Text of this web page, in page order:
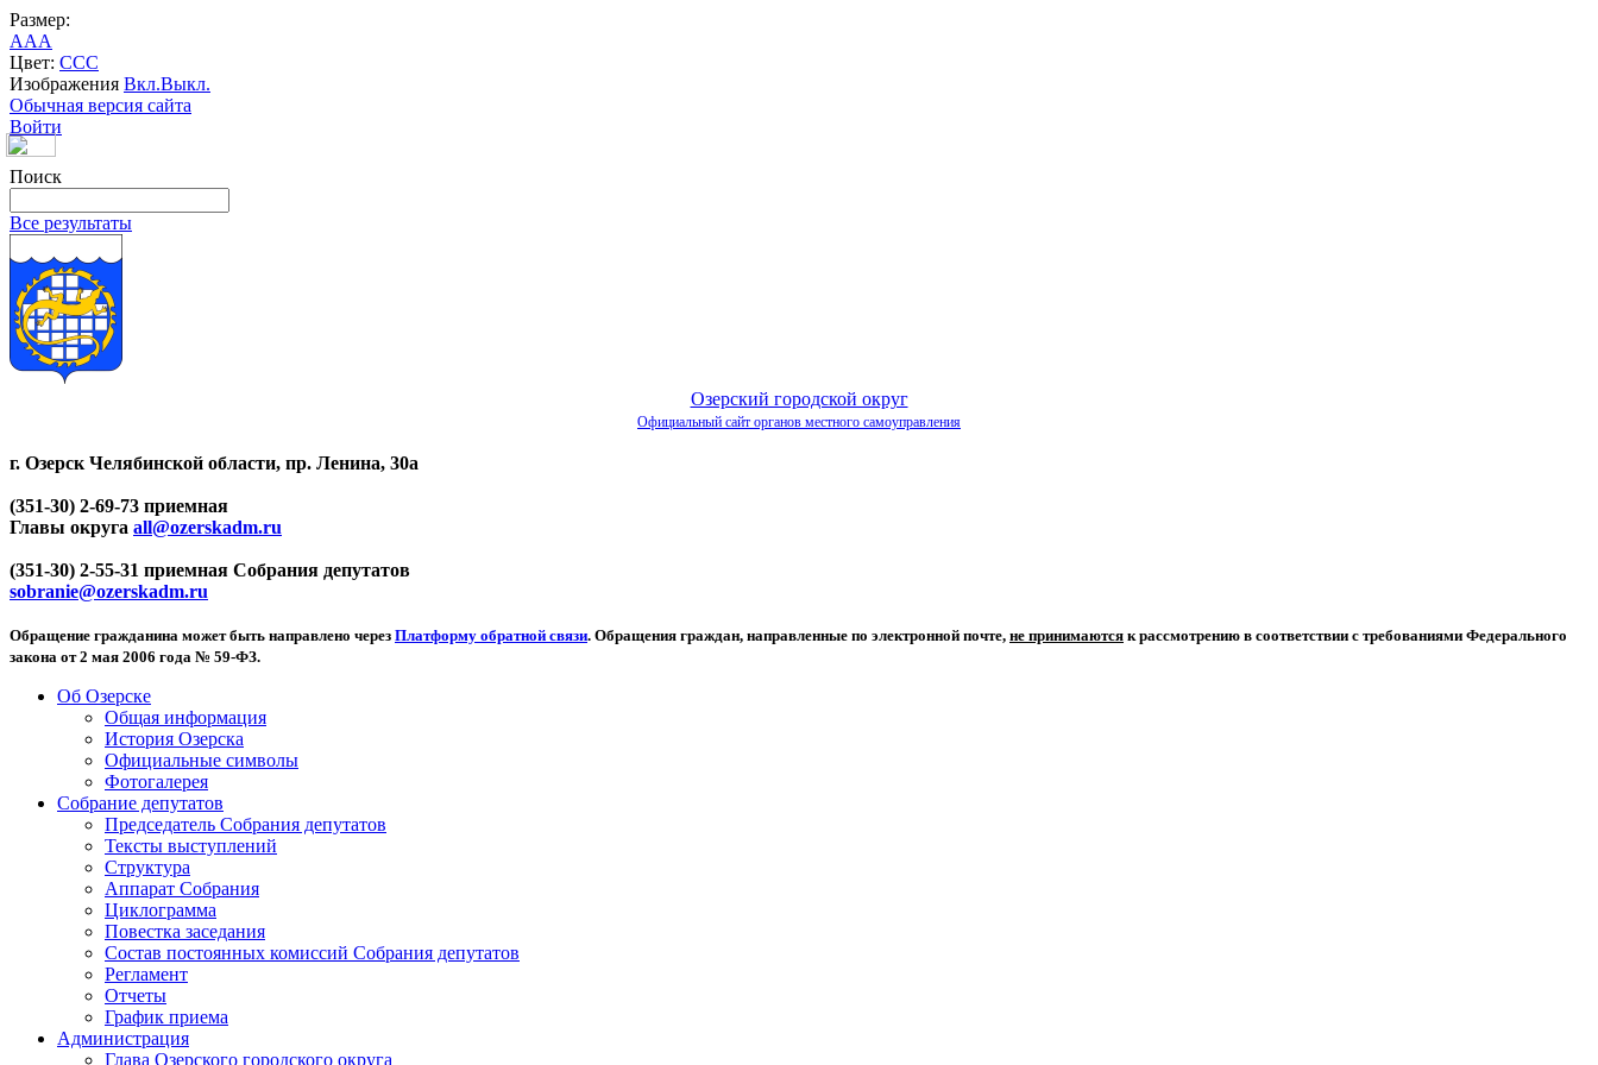
Размер:
AAA
Цвет: CCC
Изображения Вкл.Выкл.
Обычная версия сайта
Войти
Поиск
Все результаты
Озерский городской округ
Официальный сайт органов местного самоуправления
г. Озерск Челябинской области, пр. Ленина, 30а
(351-30) 2-69-73 приемная
Главы округа all@ozerskadm.ru
(351-30) 2-55-31 приемная Собрания депутатов
sobranie@ozerskadm.ru
Обращение гражданина может быть направлено через Платформу обратной связи. Обращения граждан, направленные по электронной почте, не принимаются к рассмотрению в соответствии с требованиями Федерального
закона от 2 мая 2006 года № 59-ФЗ.
Об Озерске
Общая информация
История Озерска
Официальные символы
Фотогалерея
Собрание депутатов
Председатель Собрания депутатов
Тексты выступлений
Структура
Аппарат Собрания
Циклограмма
Повестка заседания
Состав постоянных комиссий Собрания депутатов
Регламент
Отчеты
График приема
Администрация
Глава Озерского городского округа